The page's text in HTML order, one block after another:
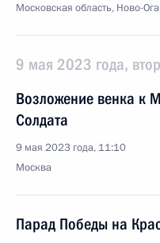
Московская область, Ново-
9 мая 2023 года,
Возложение венка к
Солдата
9 мая 2023 года, 11:10
Москва
Парад Победы на